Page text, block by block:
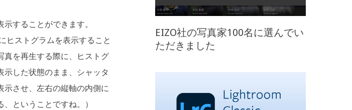
することができます。
ヒストグラムを表示すること
真を再生する際に、ヒストグ
した状態のまま、シャッタ
示させ、左右の縦軸の内側に
ということですね。）
EIZO社の写真家100名に選んでい
ただきました